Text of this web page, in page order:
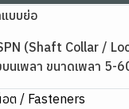
บบย่อ
(Shaft Collar /
นเพลา ขนาดเพลา 5-
ต / Fasteners